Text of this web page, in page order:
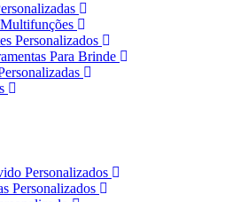
Personalizados
Para Brinde
Personalizados
Personalizados